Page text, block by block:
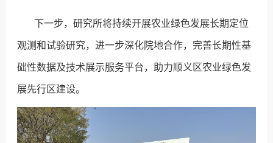
下一步，研究所将持续开展农业绿色发展长期定位
观测和试验研究，进一步深化院地合作，完善长期性基
础性数据及技术展示服务平台，助力顺义区农业绿色发
展先行区建设。